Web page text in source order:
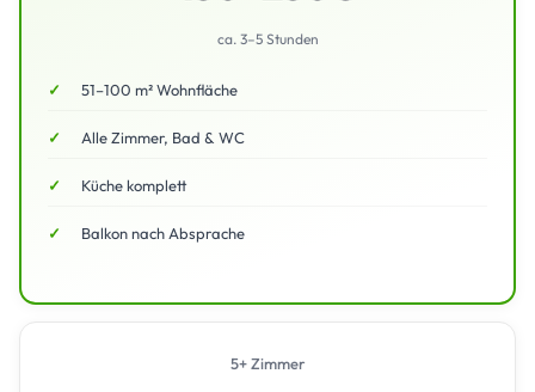
ca. 3–5 Stunden
51–100 m² Wohnfläche
Alle Zimmer, Bad & WC
Küche komplett
Balkon nach Absprache
5+ Zimmer